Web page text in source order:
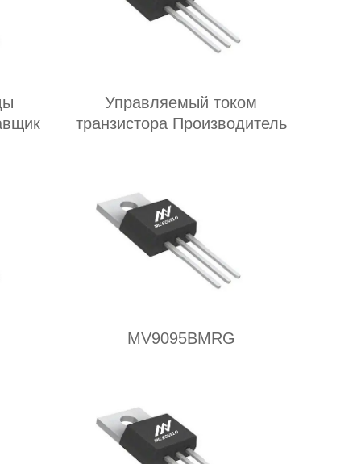
Управляемый током
транзистора Производитель
MV9095BMRG